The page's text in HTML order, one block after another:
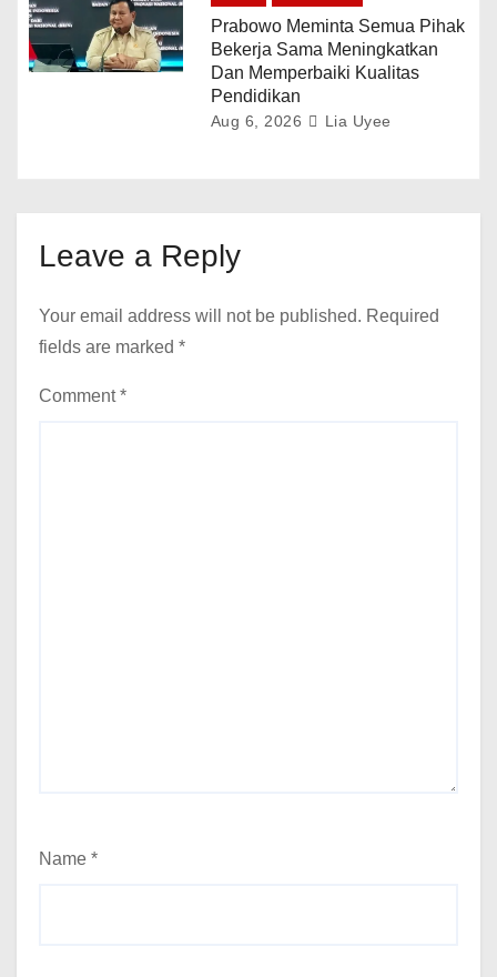
Prabowo Meminta Semua Pihak
Bekerja Sama Meningkatkan
Dan Memperbaiki Kualitas
Pendidikan
Aug 6, 2026 Lia Uyee
Leave a Reply
Your email address will not be published. Required
fields are marked *
Comment*
Name *